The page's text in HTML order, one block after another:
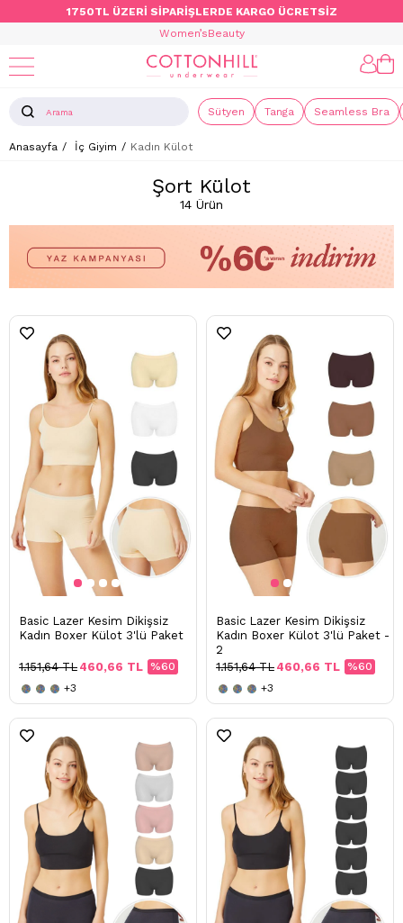
1750TL ÜZERİ SİPARİŞLERDE KARGO ÜCRETSİZ
Women’sBeauty
Sütyen Tanga Seamless Bra
Anasayfa İç Giyim Kadın Külot
Şort Külot
14 Ürün
Basic Lazer Kesim Dikişsiz
Kadın Boxer Külot 3'lü Paket
%60
460,66 TL
1.151,64 TL
+3
Basic Lazer Kesim Dikişsiz
Kadın Boxer Külot 3'lü Paket -
2
%60
460,66 TL
1.151,64 TL
+3